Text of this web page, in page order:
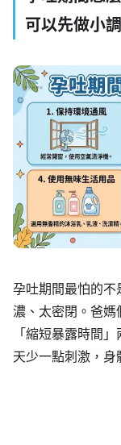
可以先做小
孕吐期間最怕的
濃、太密閉。爸
「縮短暴露時間
天少一點刺激，身